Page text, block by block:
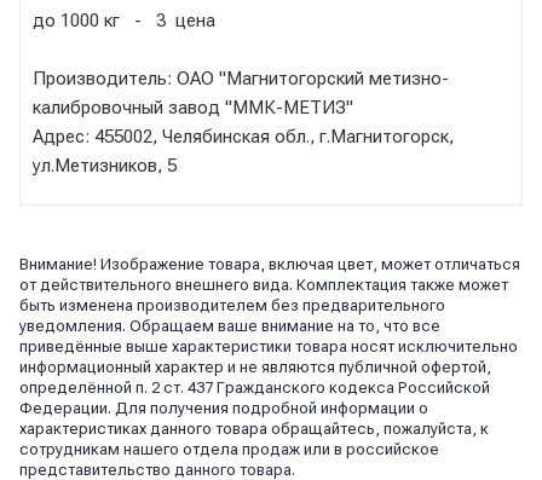
до 1000 кг - 3 цена
Производитель: ОАО "Магнитогорский метизно-
калибровочный завод "ММК-МЕТИЗ"
Адрес: 455002, Челябинская обл., г.Магнитогорск,
ул.Метизников, 5
Внимание! Изображение товара, включая цвет, может отличаться
от действительного внешнего вида. Комплектация также может
быть изменена производителем без предварительного
уведомления. Обращаем ваше внимание на то, что все
приведённые выше характеристики товара носят исключительно
информационный характер и не являются публичной офертой,
определённой п. 2 ст. 437 Гражданского кодекса Российской
Федерации. Для получения подробной информации о
характеристиках данного товара обращайтесь, пожалуйста, к
сотрудникам нашего отдела продаж или в российское
представительство данного товара.